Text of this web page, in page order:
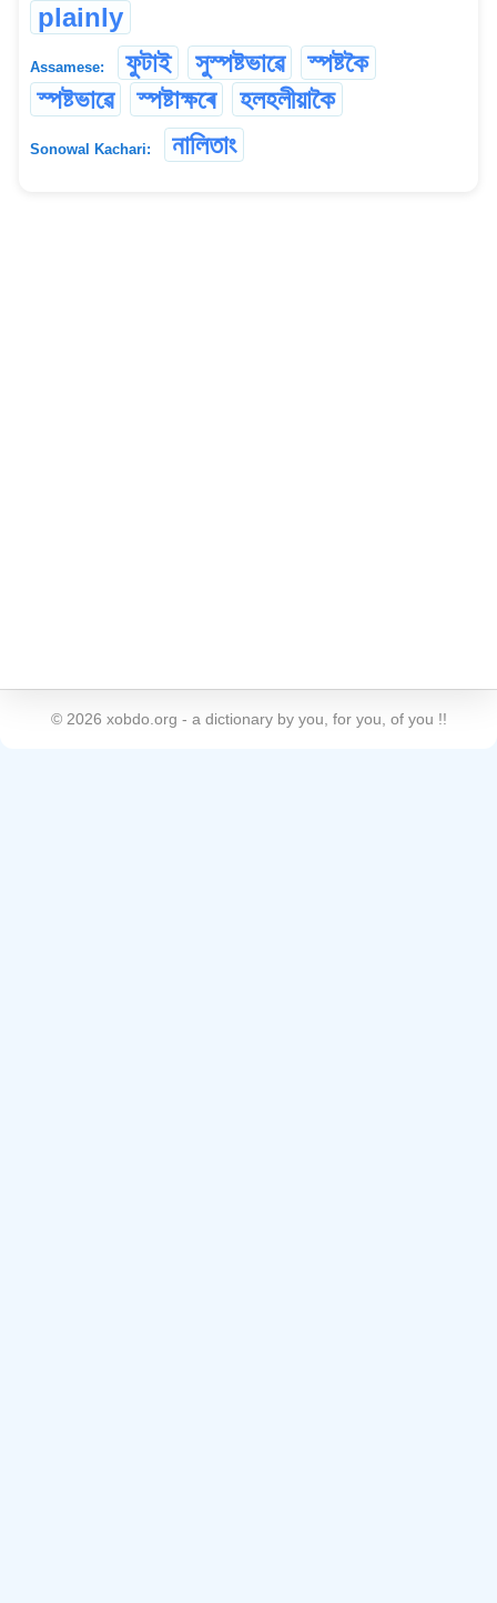
plainly
Assamese: ফুটাই সুস্পষ্টভাৱে
স্পষ্টকৈ
স্পষ্টভাৱে
স্পষ্টাক্ষৰে হলহলীয়াকৈ
Sonowal Kachari: নালিতাং
© 2026 xobdo.org - a dictionary by you, for you, of you !!